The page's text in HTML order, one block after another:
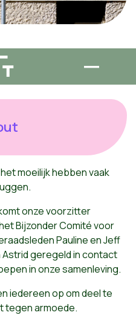
moeilijk hebben vaak
onze voorzitter
Bijzonder Comité voor
Pauline en Jeff
geregeld in contact
in onze samenleving.
iedereen op om deel te
tegen armoede.